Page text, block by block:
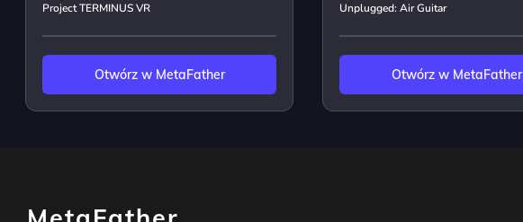
Project TERMINUS VR
Otwórz w MetaFather
Unplugged: Air Guitar
Otwórz w MetaFather